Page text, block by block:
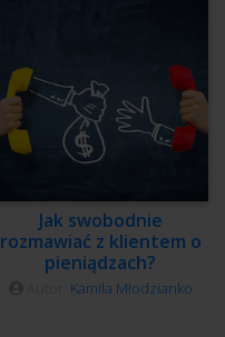
Jak swobodnie
rozmawiać z klientem o
pieniądzach?
Kamila Młodzianko